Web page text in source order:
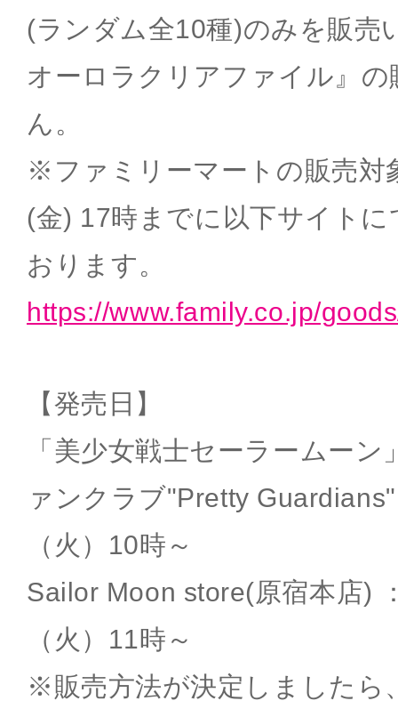
(ランダム全10種)のみを販売
オーロラクリアファイル』
ん。
※ファミリーマートの販売対
(金) 17時までに以下サイト
おります。
https://www.family.co.jp/
【発売日】
「美少女戦士セーラームー
ァンクラブ"Pretty
（火）10時～
Sailor Moon store(原宿本店)
（火）11時～
※販売方法が決定しましたら